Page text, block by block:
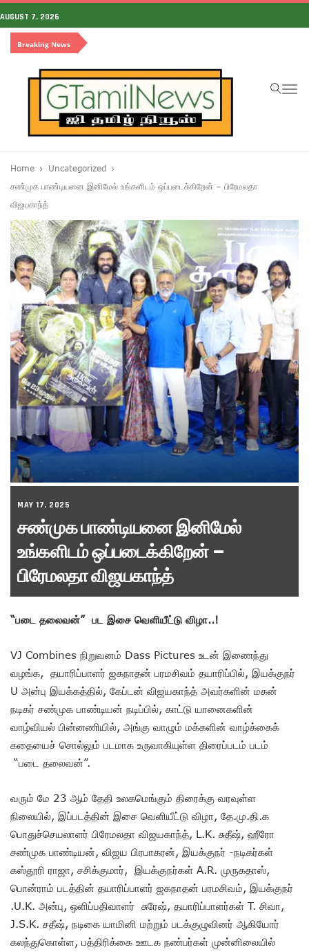
AUGUST 7, 2026
Breaking News
Home
Uncategorized
சண்முக பாண்டியனை இனிமேல் உங்களிடம் ஒப்படைக்கிறேன் – பிரேமலதா
விஜயகாந்த்
MAY 17, 2025
சண்முக பாண்டியனை இனிமேல்
உங்களிடம் ஒப்படைக்கிறேன் –
பிரேமலதா விஜயகாந்த்
“படை தலைவன்” பட இசை வெளியீட்டு விழா..!
VJ Combines நிறுவனம் Dass Pictures உடன் இணைந்து
வழங்க, தயாரிப்பாளர் ஜகநாதன் பரமசிவம் தயாரிப்பில், இயக்குநர்
U அன்பு இயக்கத்தில், கேப்டன் விஜயகாந்த் அவர்களின் மகன்
நடிகர் சண்முக பாண்டியன் நடிப்பில், காட்டு யானைகளின்
வாழ்வியல் பின்னணியில், அங்கு வாழும் மக்களின் வாழ்க்கைக்
கதையைச் சொல்லும் படமாக உருவாகியுள்ள திரைப்படம் படம்
“படை தலைவன்”.
வரும் மே 23 ஆம் தேதி உலகமெங்கும் திரைக்கு வரவுள்ள
நிலையில், இப்படத்தின் இசை வெளியீட்டு விழா, தே.மு.தி.க
பொதுச்செயலாளர் பிரேமலதா விஜயகாந்த், L.K. சுதீஷ், ஹீரோ
சண்முக பாண்டியன், விஜய பிரபாகரன், இயக்குநர் -நடிகர்கள்
கஸ்தூரி ராஜா, சசிக்குமார், இயக்குநர்கள் A.R. முருகதாஸ்,
பொன்ராம் படத்தின் தயாரிப்பாளர் ஜகநாதன் பரமசிவம், இயக்குநர்
.U.K. அன்பு, ஒளிப்பதிவாளர் சுரேஷ், தயாரிப்பாளர்கள் T. சிவா,
J.S.K. சதீஷ், நடிகை யாமினி மற்றும் படக்குழுவினர் ஆகியோர்
கலந்துகொள்ள, பத்திரிக்கை ஊடக நண்பர்கள் முன்னிலையில்